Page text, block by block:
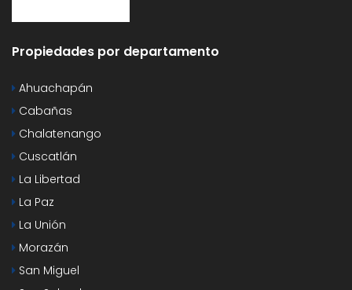
Propiedades por departamento
Ahuachapán
Cabañas
Chalatenango
Cuscatlán
La Libertad
La Paz
La Unión
Morazán
San Miguel